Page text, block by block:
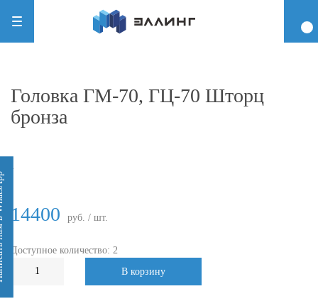
Головка ГМ-70, ГЦ-70 Шторц
бронза
14400 руб. / шт.
Доступное количество: 2
В корзину